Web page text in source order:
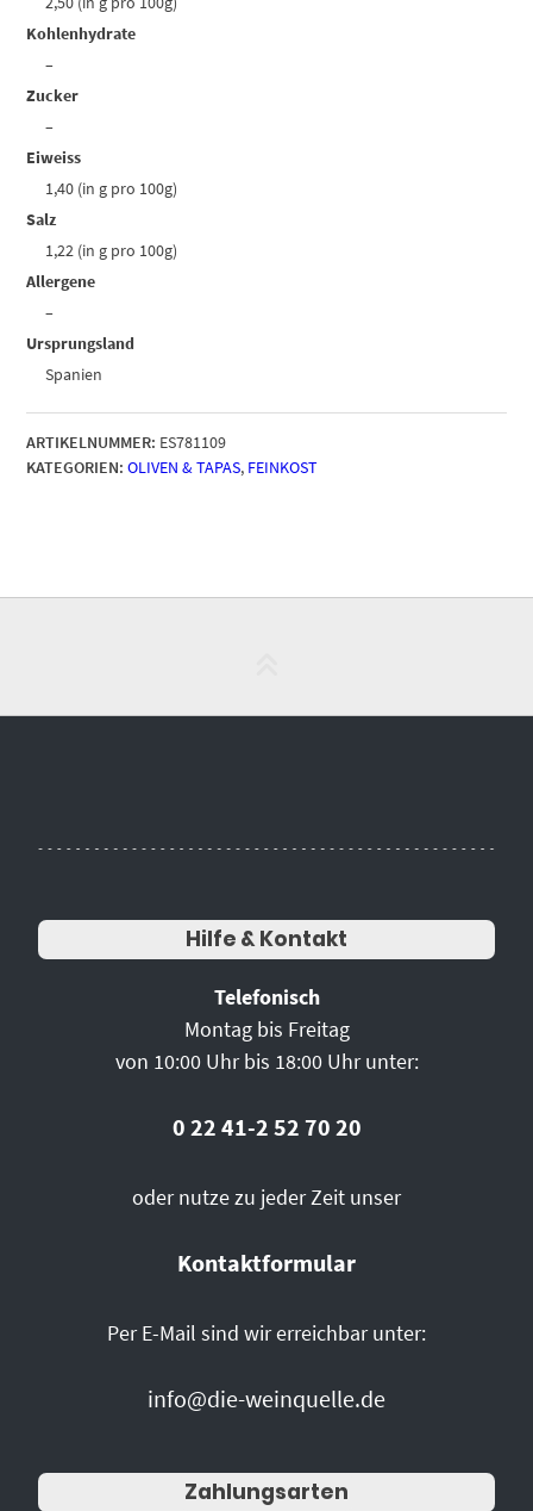
Kohlenhydrate
–
Zucker
–
Eiweiss
1,40 (in g pro 100g)
Salz
1,22 (in g pro 100g)
Allergene
–
Ursprungsland
Spanien
ARTIKELNUMMER: ES781109
KATEGORIEN: OLIVEN & TAPAS, FEINKOST
Hilfe & Kontakt
Telefonisch
Montag bis Freitag
von 10:00 Uhr bis 18:00 Uhr unter:
0 22 41-2 52 70 20
oder nutze zu jeder Zeit unser
Kontaktformular
Per E-Mail sind wir erreichbar unter:
info@die-weinquelle.de
Zahlungsarten